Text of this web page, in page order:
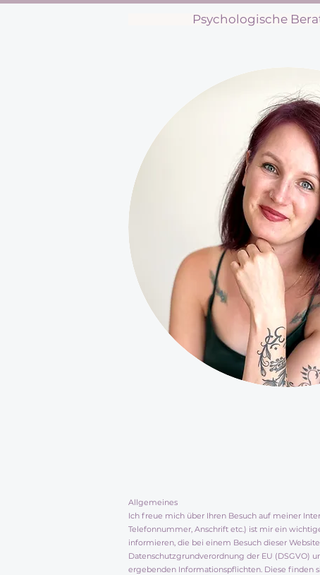
Psychologische
Allgemeines
Ich freue mich über Ihren Besuch auf meiner
Telefonnummer, Anschrift etc.) ist mir ein
informieren, die bei einem Besuch dieser
Datenschutzgrundverordnung der EU (DSGVO)
ergebenden Informationspflichten. Diese finden